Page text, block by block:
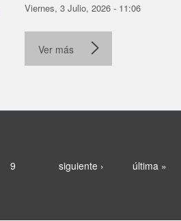
Viernes, 3 Julio, 2026 - 11:06
Ver más
9 siguiente › última »